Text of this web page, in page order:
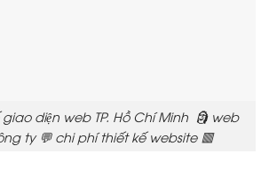
giao diện web TP. Hồ Chí Minh 🗿 web
ty 💬 chi phí thiết kế website 🟥